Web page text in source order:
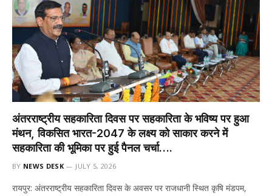
अंतरराष्ट्रीय सहकारिता दिवस पर सहकारिता के भविष्य पर हुआ
मंथन, विकसित भारत-2047 के लक्ष्य को साकार करने में
सहकारिता की भूमिका पर हुई पैनल चर्चा….
BY NEWS DESK JULY 5, 2026
रायपुर: अंतरराष्ट्रीय सहकारिता दिवस के अवसर पर राजधानी स्थित कृषि मंडपम,